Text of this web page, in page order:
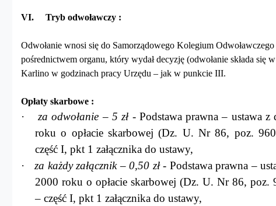
VI. Tryb odwoławczy :
Odwołanie wnosi się do Samorządowego Kolegium
pośrednictwem organu, który wydał decyzję (odwołanie składa się
Karlino w godzinach pracy Urzędu – jak w punkcie III.
Opłaty skarbowe :
· za odwołanie – 5 zł - Podstawa prawna – ustawa
roku o opłacie skarbowej (Dz. U. Nr 86, poz.
część I, pkt 1 załącznika do ustawy,
·
za każdy załącznik – 0,50 zł- Podstawa prawna –
2000 roku o opłacie skarbowej (Dz. U. Nr 86, poz.
– część I, pkt 1 załącznika do ustawy,